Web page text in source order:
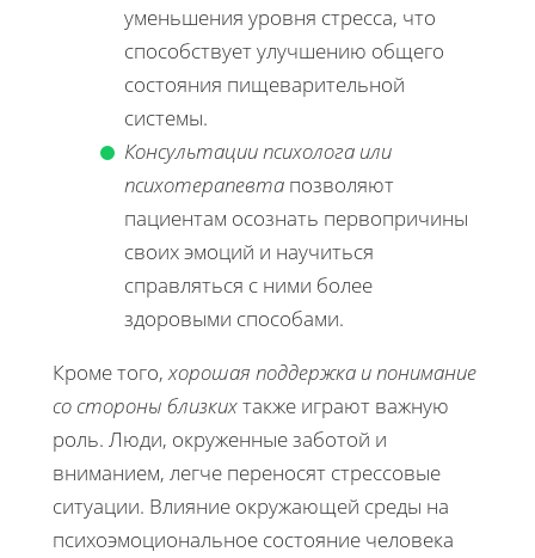
уменьшения уровня стресса, что
способствует улучшению общего
состояния пищеварительной
системы.
Консультации психолога или
психотерапевта позволяют
пациентам осознать первопричины
своих эмоций и научиться
справляться с ними более
здоровыми способами.
Кроме того,хорошая поддержка и понимание
со стороны близкихтакже играют важную
роль. Люди, окруженные заботой и
вниманием, легче переносят стрессовые
ситуации. Влияние окружающей среды на
психоэмоциональное состояние человека